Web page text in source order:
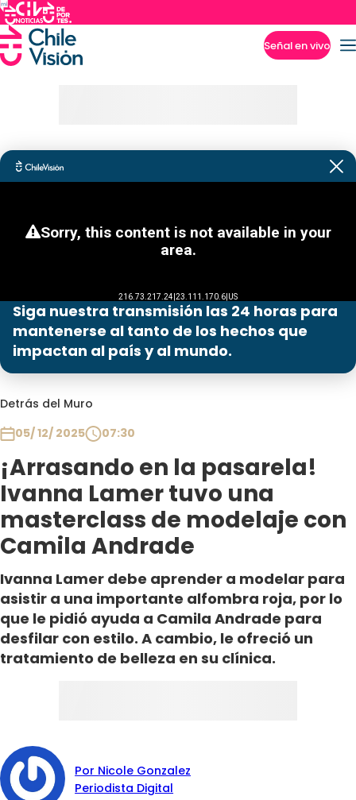
Señal en vivo
Siga nuestra transmisión las 24 horas para
mantenerse al tanto de los hechos que
impactan al país y al mundo.
Detrás del Muro
05/ 12/ 2025
07:30
¡Arrasando en la pasarela!
Ivanna Lamer tuvo una
masterclass de modelaje con
Camila Andrade
Ivanna Lamer debe aprender a modelar para
asistir a una importante alfombra roja, por lo
que le pidió ayuda a Camila Andrade para
desfilar con estilo. A cambio, le ofreció un
tratamiento de belleza en su clínica.
Por Nicole Gonzalez
Periodista Digital
Programas
Club De La Comedia
Contigo en Directo
Plan Perfecto
El Tiempo
Sabingo
Todos Los Programas